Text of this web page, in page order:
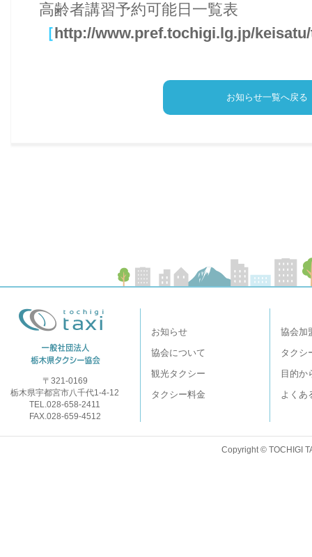
高齢者講習予約可能日一覧表
［http://www.pref.tochigi.lg.jp/
お知らせ一覧へ戻る
〒321-0169
栃木県宇都宮市八千代1-4-12
TEL.028-658-2411
FAX.028-659-4512
お知らせ
協会について
観光タクシー
タクシー料金
協会加
タクシ
目的か
よくあ
Copyright © TOCHIGI